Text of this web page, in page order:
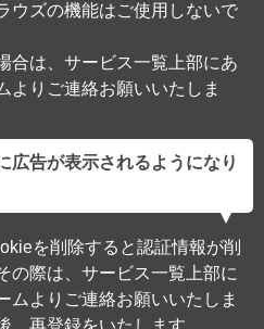
ウズの機能はご使用しないで
合は、サービス一覧上部にあ
よりご連絡お願いいたしま
広告が表示されるようになり
を削除すると認証情報が削
の際は、サービス一覧上部に
ムよりご連絡お願いいたしま